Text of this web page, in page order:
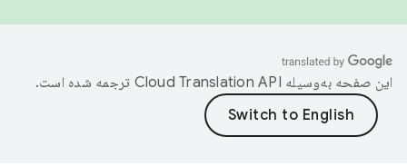
این صفحه به‌وسیله ترجمه شده است.